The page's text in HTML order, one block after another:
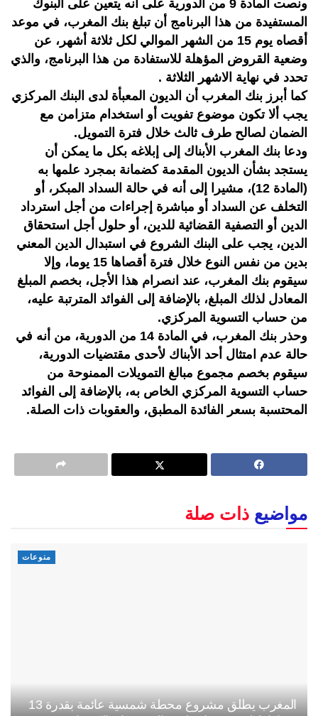
ونصت المادة 9 من الدورية على أنه يتعين على البنوك
المستفيدة من هذا البرنامج أن تبلغ بنك المغرب، في موعد
أقصاه يوم 15 من الشهر الموالي لكل ثلاثة أشهر، عن
وضعية القروض المؤهلة للاستفادة من هذا البرنامج، والذي
تحدد في نهاية الاشهر الثلاثة .
كما أبرز بنك المغرب أن الديون المعبأة لدى البنك المركزي
يجب ألا تكون موضوع تفويت أو استخدام متزامن مع
الضمان لصالح طرف ثالث خلال فترة التمويل.
ودعا بنك المغرب الأبناك إلى إبلاغه بكل ما يمكن أن
يستجد بشأن الديون المقدمة كضمانة بمجرد علمها به
(المادة 12)، مشيرا إلى أنه في حالة السداد المبكر، أو
التخلف عن السداد أو مباشرة إجراءات من أجل استرداد
الدين أو التصفية القضائية للدين، أو حلول أجل استحقاق
الدين، يجب على البنك الشروع في استبدال الدين المعني
بدين من نفس النوع خلال فترة أقصاها 15 يوما، وإلا
سيقوم بنك المغرب، عند انصرام هذا الأجل، بخصم المبلغ
المعادل لذلك المبلغ، بالإضافة إلى الفوائد المترتبة عليه،
من حساب التسوية المركزي.
وحذر بنك المغرب، في المادة 14 من الدورية، من أنه في
حالة عدم امتثال أحد الأبناك لأحدى مقتضيات الدورية،
سيقوم بخصم مجموع مبالغ التمويلات الممنوحة من
حساب التسوية المركزي الخاص به، بالإضافة إلى الفوائد
المحتسبة بسعر الفائدة المطبق، والعقوبات ذات الصلة.
مواضيع ذات صلة
منوعات
المغرب يطلق مشروع محطة شمسية عائمة بقدرة 13